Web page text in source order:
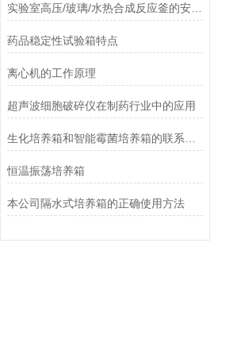
实验室高压/玻璃/水热合成反应釜的安装及说明
药品稳定性试验箱特点
离心机的工作原理
超声波细胞破碎仪在制药行业中的应用
恒温振荡培养箱
本公司隔水式培养箱的正确使用方法